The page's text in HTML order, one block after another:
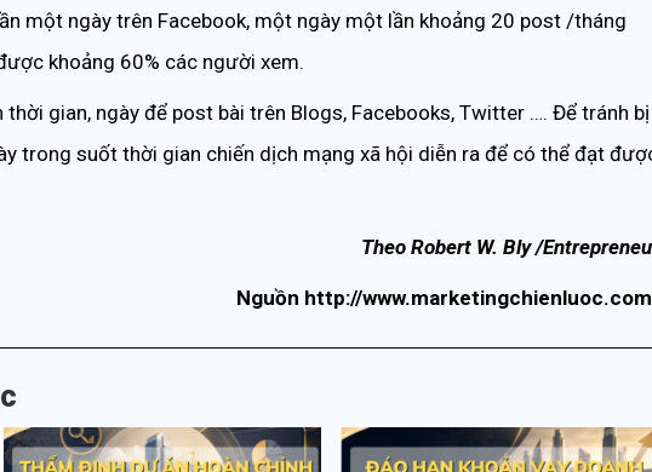
một ngày trên Facebook, một ngày một lần khoảng 20 post /tháng
khoảng 60% các người xem.
thời gian, ngày để post bài trên Blogs, Facebooks, Twitter …. Để tránh bị
trong suốt thời gian chiến dịch mạng xã hội diễn ra để có thể đạt
Theo Robert W. Bly /
Nguồn http://